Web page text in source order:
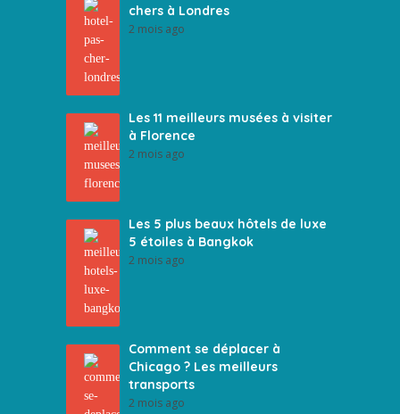
chers à Londres
2 mois ago
Les 11 meilleurs musées à visiter
à Florence
2 mois ago
Les 5 plus beaux hôtels de luxe
5 étoiles à Bangkok
2 mois ago
Comment se déplacer à
Chicago ? Les meilleurs
transports
2 mois ago